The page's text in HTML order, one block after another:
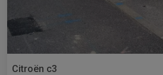
Citroën c3